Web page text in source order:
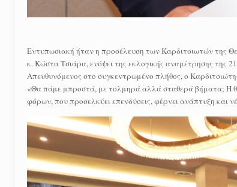
Εντυπωσιακή ήταν η προσέλευση των Καρδιτσιωτών της
κ. Κώστα Τσιάρα, ενόψει της εκλογικής αναμέτρησης της
Απευθυνόμενος στο συγκεντρωμένο πλήθος, ο
«Θα πάμε μπροστά, με τολμηρά αλλά σταθερά βήματα; Ή
φόρων, που προσελκύει επενδύσεις, φέρνει ανάπτυξη και